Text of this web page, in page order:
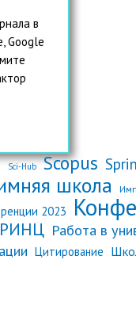
в
Google
Sci-Hub Scopus
школа
2023
РИНЦ Работа в
Цитирование